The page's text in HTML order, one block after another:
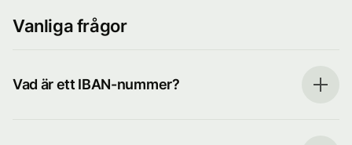
Vanliga frågor
Vad är ett IBAN-nummer?